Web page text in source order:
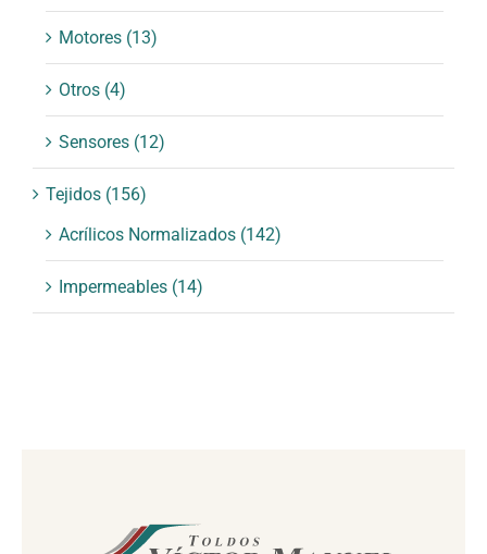
Motores (13)
Otros (4)
Sensores (12)
Tejidos (156)
Acrílicos Normalizados (142)
Impermeables (14)